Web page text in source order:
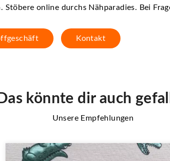
Stöbere online durchs Nähparadies. Bei
Kontakt
Das könnte dir auch
Unsere Empfehlungen